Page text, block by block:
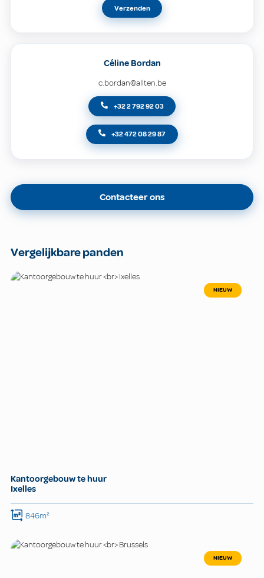
Verzenden
Céline Bordan
c.bordan@allten.be
+32 2 792 92 03
+32 472 08 29 87
Contacteer ons
Vergelijkbare panden
NIEUW
Kantoorgebouw te huur
Ixelles
846m²
NIEUW